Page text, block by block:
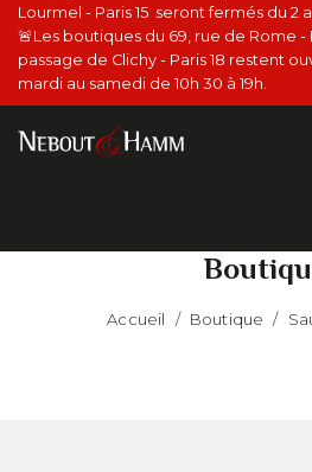
Lourmel - Paris 15 seront fermés du 2
🚨Les boutiques du 69, rue de Rome -
passage de Clichy - Paris 18 restent
mardi au samedi de 10h 30 à 19h.
Accueil / Boutique /